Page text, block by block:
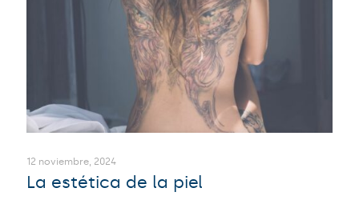
12 noviembre, 2024
La estética de la piel